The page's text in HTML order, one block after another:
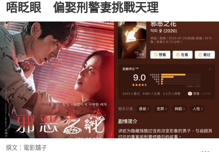
唔眨眼 偏娶刑警妻挑戰天理
撰文： 電影舖子